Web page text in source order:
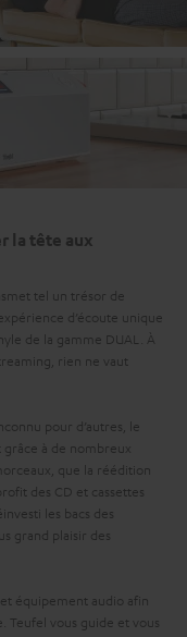
la tête aux
tel un trésor de
d’écoute unique
de la gamme DUAL. À
rien ne vaut
pour d’autres, le
à de nombreux
que la réédition
des CD et cassettes
les bacs des
grand plaisir des
équipement audio afin
Teufel vous guide et vous